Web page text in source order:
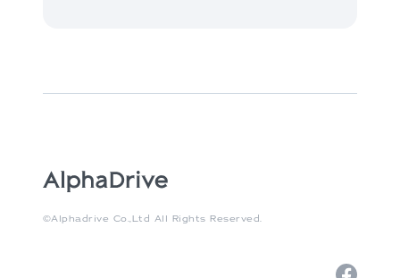
©Alphadrive Co.,Ltd All Rights Reserved.